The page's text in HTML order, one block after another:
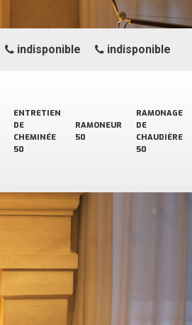
ENTRETIEN
DE
CHEMINÉE
50
RAMONEUR
50
RAMONAGE
DE
CHAUDIÈRE
50
indisponible indisponible